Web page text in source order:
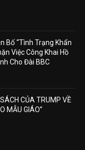
Bố “Tình Trạng Khẩn
Việc Công Khai Hồ
Cho Đài BBC
CỦA TRUMP VỀ
MẪU GIÁO”